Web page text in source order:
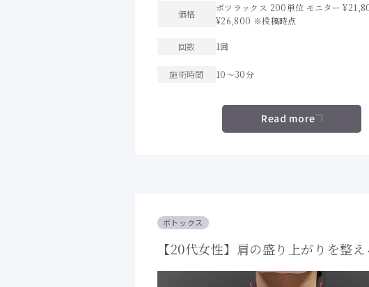
価格
ボツラックス 200単位 モニター
¥26,800 ※投稿時点
回数 1回
施術時間 10〜30分
Read more
ボトックス
【20代女性】肩の盛り上がりを整
ックス症例｜大阪 心斎橋BiBiクリ